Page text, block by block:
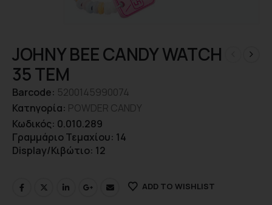
JOHNY BEE CANDY WATCH
35 TEM
Barcode: 5200145990074
Κατηγορία: POWDER CANDY
Κωδικός: 0.010.289
Γραμμάριο Τεμαχίου: 14
Display/Κιβώτιο: 12
ADD TO WISHLIST